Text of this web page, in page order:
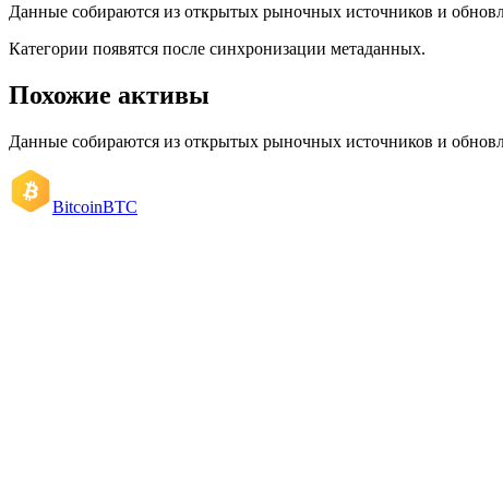
Данные собираются из открытых рыночных источников и
Категории появятся после синхронизации метаданных.
Похожие активы
Данные собираются из открытых рыночных источников и
BitcoinBTC